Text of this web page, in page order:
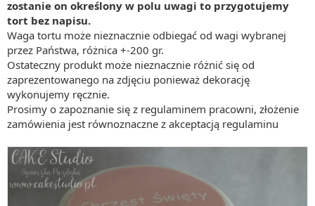
zostanie on określony w polu uwagi to przygotujemy
tort bez napisu.
Waga tortu może nieznacznie odbiegać od wagi wybranej
przez Państwa, różnica +-200 gr.
Ostateczny produkt może nieznacznie różnić się od
zaprezentowanego na zdjęciu ponieważ dekorację
wykonujemy ręcznie.
Prosimy o zapoznanie się z regulaminem pracowni, złożenie
zamówienia jest równoznaczne z akceptacją regulaminu